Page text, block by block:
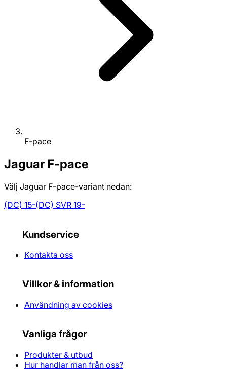
F-pace
Jaguar F-pace
Välj Jaguar F-pace-variant nedan:
(DC) 15-(DC) SVR 19-
Kundservice
Kontakta oss
Villkor & information
Användning av cookies
Vanliga frågor
Produkter & utbud
Hur handlar man från oss?